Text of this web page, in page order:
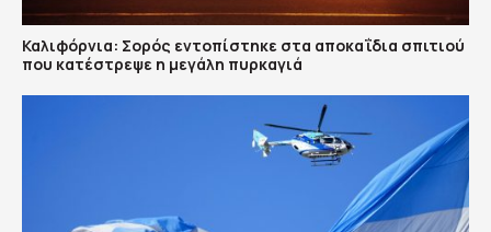
Καλιφόρνια: Σορός εντοπίστηκε στα αποκαΐδια σπιτιού
που κατέστρεψε η μεγάλη πυρκαγιά